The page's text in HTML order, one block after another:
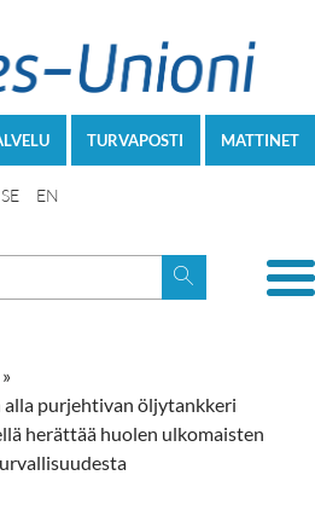
MATTINET
TURVAPOSTI
SE EN
»
purjehtivan öljytankkeri
herättää huolen ulkomaisten